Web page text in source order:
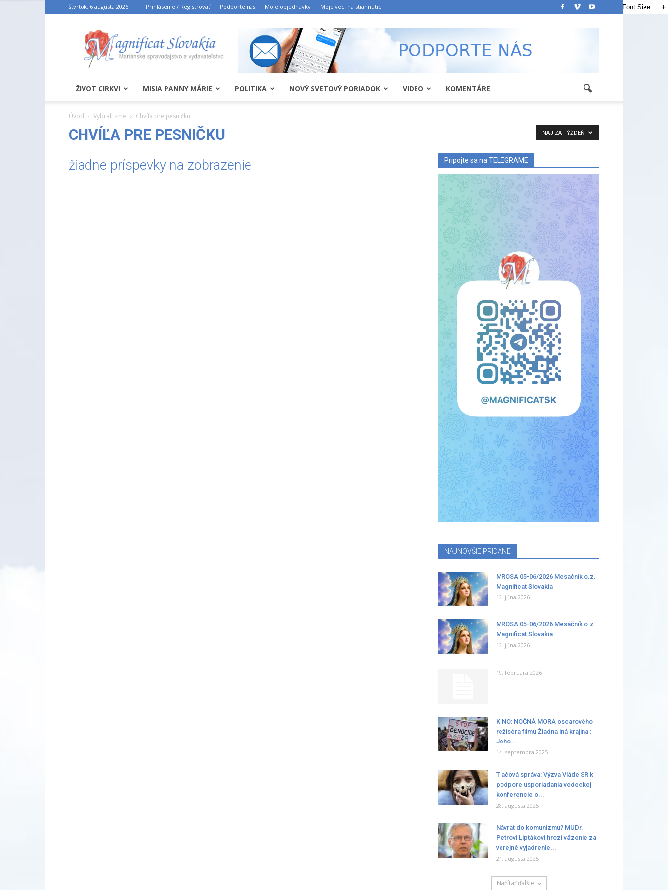
štvrtok, 6 augusta 2026 Prihlásenie / Registrovať Podporte nás Moje objednávky Moje veci na stiahnutie
ŽIVOT CIRKVI MISIA PANNY MÁRIE POLITIKA NOVÝ SVETOVÝ PORIADOK VIDEO KOMENTÁRE
Úvod Vybrali sme Chvíľa pre pesničku
CHVÍĽA PRE PESNIČKU NAJ ZA TÝŽDEŇ
žiadne príspevky na zobrazenie Pripojte sa na TELEGRAME
NAJNOVŠIE PRIDANÉ
MROSA 05-06/2026 Mesačník o.z.
Magnificat Slovakia
12. júna 2026
MROSA 05-06/2026 Mesačník o.z.
Magnificat Slovakia
12. júna 2026
19. februára 2026
KINO: NOČNÁ MORA oscarového
režiséra filmu Žiadna iná krajina :
Jeho...
14. septembra 2025
Tlačová správa: Výzva Vláde SR k
podpore usporiadania vedeckej
konferencie o...
28. augusta 2025
Návrat do komunizmu? MUDr.
Petrovi Liptákovi hrozí väzenie za
verejné vyjadrenie...
21. augusta 2025
Načítať ďalšie
Font Size:
- +